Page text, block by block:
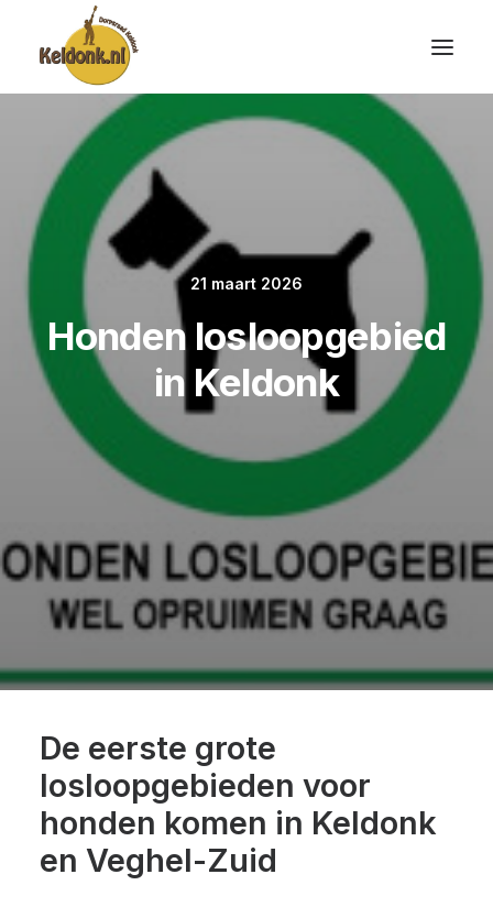
21 maart 2026
Honden losloopgebied
in Keldonk
De eerste grote
losloopgebieden voor
honden komen in Keldonk
en Veghel-Zuid